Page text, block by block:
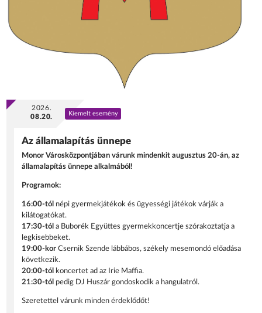
2026.
08.20.
Kiemelt esemény
Az államalapítás ünnepe
Monor Városközpontjában várunk mindenkit augusztus 20-án, az
államalapítás ünnepe alkalmából!
Programok:
16:00-tól népi gyermekjátékok és ügyességi játékok várják a
kilátogatókat.
17:30-tól a Buborék Együttes gyermekkoncertje szórakoztatja a
legkisebbeket.
19:00-korCsernik Szende lábbábos, székely mesemondó előadása
következik.
20:00-tól
koncertet ad az Irie Maffia.
21:30-tól pedig DJ Huszár gondoskodik a hangulatról.
Szeretettel várunk minden érdeklődőt!